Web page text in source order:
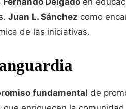
Juan L. Sánchez como
de las iniciativas.
fundamental de